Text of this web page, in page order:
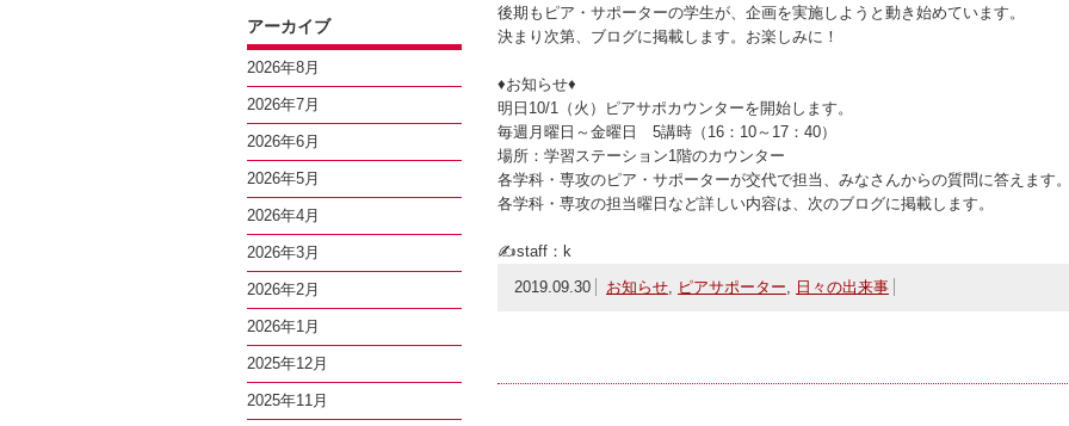
後期もピア・サポーターの学生が、企画を実施しようと動き始めています。
決まり次第、ブログに掲載します。お楽しみに！
♦お知らせ♦
明日10/1（火）ピアサポカウンターを開始します。
毎週月曜日～金曜日 5講時（16：10～17：40）
場所：学習ステーション1階のカウンター
各学科・専攻のピア・サポーターが交代で担当、みなさんからの質問に答えます
各学科・専攻の担当曜日など詳しい内容は、次のブログに掲載します。
✍staff：k
2019.09.30
お知らせ, ピアサポーター, 日々の出来事
アーカイブ
2026年8月
2026年7月
2026年6月
2026年5月
2026年4月
2026年3月
2026年2月
2026年1月
2025年12月
2025年11月